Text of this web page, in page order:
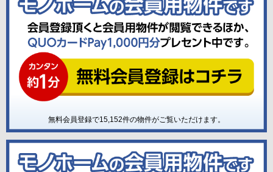
無料会員登録で15,152件の物件がご覧いただけます。